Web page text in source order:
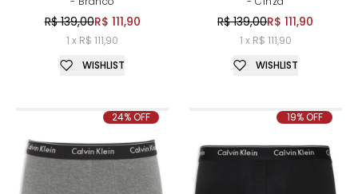
R$ 139,00R$ 111,90
1 x R$ 111,90
WISHLIST
R$ 139,00R$ 111,90
1 x R$ 111,90
WISHLIST
24% OFF 19% OFF